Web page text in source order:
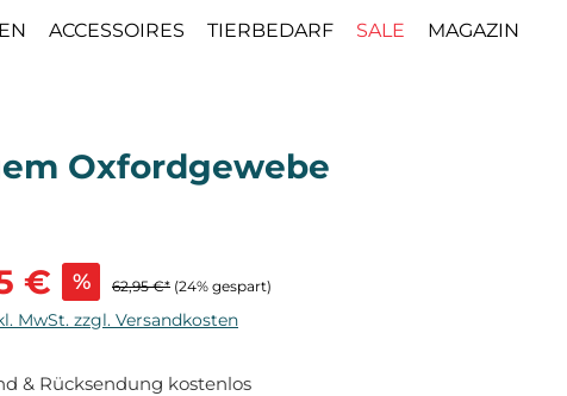
ACCESSOIRES TIERBEDARF SALE MAGAZIN
Oxfordgewebe
€ % 62,95 €* (24% gespart)
MwSt. zzgl. Versandkosten
& Rücksendung kostenlos